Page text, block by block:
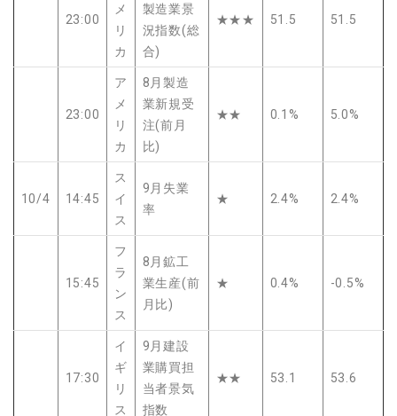
23:00
メ
リ
カ
製造業景
況指数(総
合)
★★★ 51.5 51.5
23:00
ア
メ
リ
カ
8月製造
業新規受
注(前月
比)
★★ 0.1% 5.0%
10/4 14:45
ス
イ
ス
9月失業
率
★ 2.4% 2.4%
15:45
フ
ラ
ン
ス
8月鉱工
業生産(前
月比)
★ 0.4% -0.5%
17:30
イ
ギ
リ
ス
9月建設
業購買担
当者景気
指数
★★ 53.1 53.6